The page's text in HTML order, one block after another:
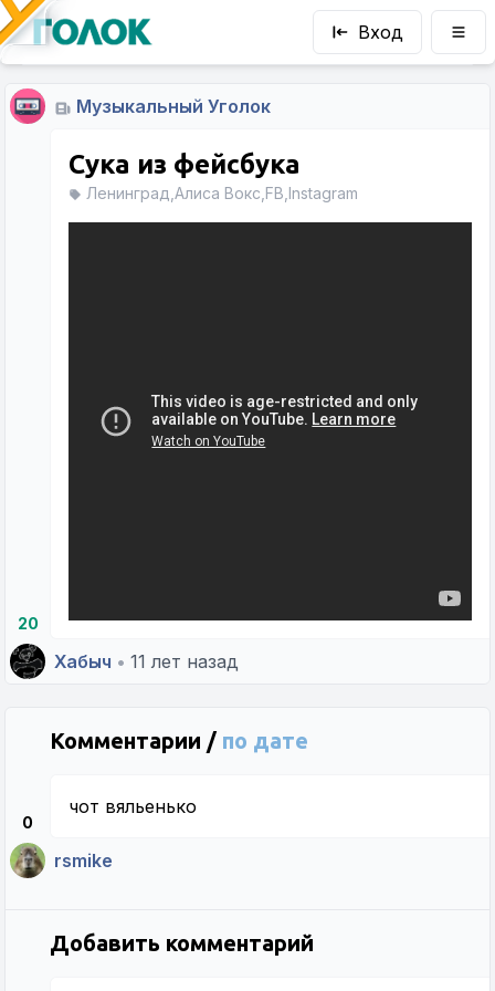
Вход
Музыкальный Уголок
20
Сука из фейсбука
Ленинград,Алиса Вокс,FB,Instagram
Хабыч • 11 лет назад
Комментарии / по дате
0
чот вяльенько
rsmike
Добавить комментарий